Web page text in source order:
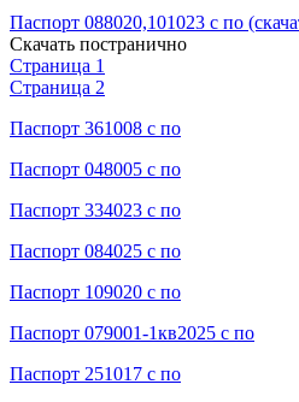
Паспорт 088020,101023 с по
Скачать постранично
Страница 1
Страница 2
Паспорт 361008 с по
Паспорт 048005 с по
Паспорт 334023 с по
Паспорт 084025 с по
Паспорт 109020 с по
Паспорт 079001-1кв2025 с по
Паспорт 251017 с по